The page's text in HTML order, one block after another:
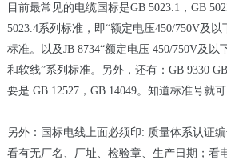
目前最常见的电缆国标是GB 5023.1，GB
5023.4系列标准，即“额定电压450/750V及
标准。以及JB 8734“额定电压 450/750V及
和软线”系列标准。另外，还有：GB 9330
要是 GB 12527，GB 14049。知道标准号就
另外：国标电线上面必须印: 质量体系认证
看有无厂名、厂址、检验章、生产日期；看